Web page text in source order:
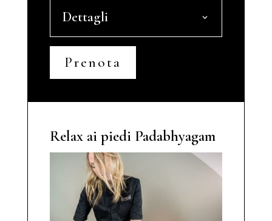
Dettagli
Prenota
Relax ai piedi Padabhyagam